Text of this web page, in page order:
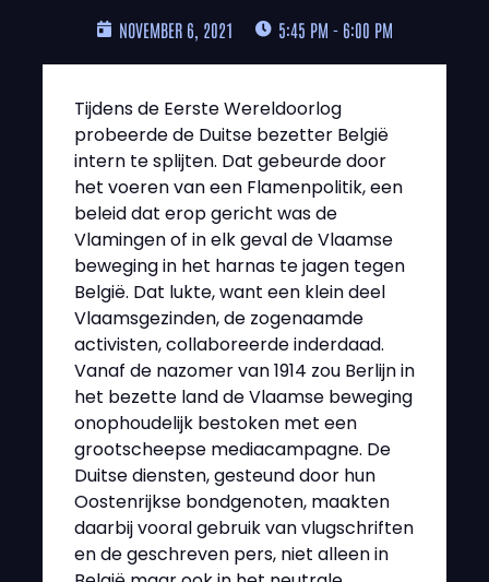
NOVEMBER 6, 2021 5:45 PM - 6:00 PM
Tijdens de Eerste Wereldoorlog
probeerde de Duitse bezetter België
intern te splijten. Dat gebeurde door
het voeren van een Flamenpolitik, een
beleid dat erop gericht was de
Vlamingen of in elk geval de Vlaamse
beweging in het harnas te jagen tegen
België. Dat lukte, want een klein deel
Vlaamsgezinden, de zogenaamde
activisten, collaboreerde inderdaad.
Vanaf de nazomer van 1914 zou Berlijn in
het bezette land de Vlaamse beweging
onophoudelijk bestoken met een
grootscheepse mediacampagne. De
Duitse diensten, gesteund door hun
Oostenrijkse bondgenoten, maakten
daarbij vooral gebruik van vlugschriften
en de geschreven pers, niet alleen in